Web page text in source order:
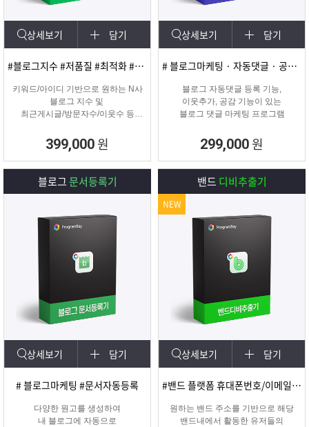
상세보기 담기
#블로그지수 #저품질 #최적화 #블로그품질확인
키워드/아이디 기반으로 원하는 N사
블로그 지수 및
최근게시글/방문자수/이웃수 등
램
399,000 원
상세보기 담기
# 블로그마케팅 · 자동댓글 · 공감 · 이웃추가 · 서로이웃추가 · 서이추 · 스크랩
블로그 자동댓글 등록 기능,
이웃추가, 공감 기능이 있는
블로그 댓글 마케팅 프로그램
299,000 원
블로그문서등록기
상세보기 담기
# 블로그마케팅 #문서자동등록
다양한 원고를 생성하여
내 블로그에 자동으로
밴드 디비추출기
상세보기 담기
#밴드 플랫폼 휴대폰번호/이메일 추출
원하는 밴드 주소를 기반으로 해당
밴드내에서 활동한 유저들의
NEW